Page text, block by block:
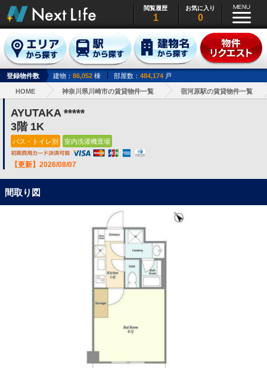
閲覧履歴
1
お気に入り
0
登録物件数 建物： 86,052 棟 部屋数： 484,174 戸
HOME 神奈川県川崎市の賃貸物件一覧 宿河原駅の賃貸物件一覧
AYUTAKA *****
3階 1K
バス・トイレ別 室内洗濯機置場
【更新】2026/08/07
間取り図